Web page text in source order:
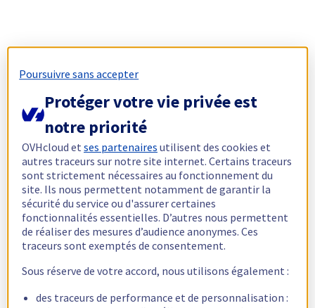
Poursuivre sans accepter
Protéger votre vie privée est
notre priorité
OVHcloud etses partenaires utilisent des cookies et
autres traceurs sur notre site internet. Certains traceurs
sont strictement nécessaires au fonctionnement du
site. Ils nous permettent notamment de garantir la
sécurité du service ou d'assurer certaines
fonctionnalités essentielles. D’autres nous permettent
de réaliser des mesures d’audience anonymes. Ces
traceurs sont exemptés de consentement.
Sous réserve de votre accord, nous utilisons également :
des traceurs de performance et de personnalisation :